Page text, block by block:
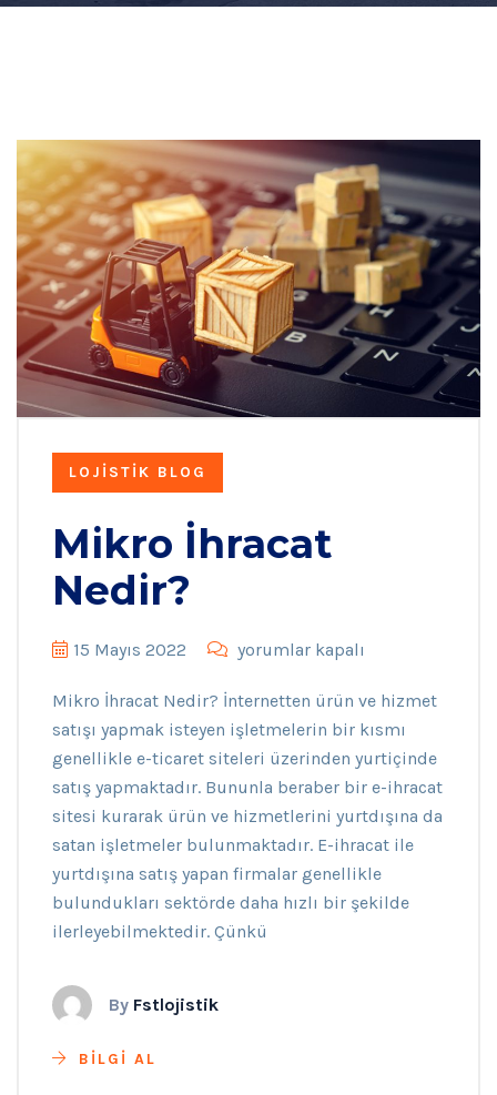
LOJISTIK BLOG
Mikro İhracat
Nedir?
15 Mayıs 2022
Mikro
Nedir?
için
yorumlar kapalı
Mikro İhracat Nedir? İnternetten ürün ve hizmet
satışı yapmak isteyen işletmelerin bir kısmı
genellikle e-ticaret siteleri üzerinden yurtiçinde
satış yapmaktadır. Bununla beraber bir e-ihracat
sitesi kurarak ürün ve hizmetlerini yurtdışına da
satan işletmeler bulunmaktadır. E-ihracat ile
yurtdışına satış yapan firmalar genellikle
bulundukları sektörde daha hızlı bir şekilde
ilerleyebilmektedir. Çünkü
By Fstlojistik
BILGI AL